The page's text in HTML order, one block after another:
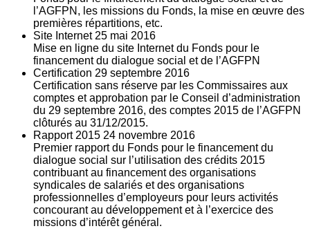
l’AGFPN, les missions du Fonds, la mise en œuvre des
premières répartitions, etc.
Site Internet 25 mai 2016
Mise en ligne du site Internet du Fonds pour le
financement du dialogue social et de l’AGFPN
Certification 29 septembre 2016
Certification sans réserve par les Commissaires aux
comptes et approbation par le Conseil d’administration
du 29 septembre 2016, des comptes 2015 de l’AGFPN
clôturés au 31/12/2015.
Rapport 2015 24 novembre 2016
Premier rapport du Fonds pour le financement du
dialogue social sur l’utilisation des crédits 2015
contribuant au financement des organisations
syndicales de salariés et des organisations
professionnelles d’employeurs pour leurs activités
concourant au développement et à l’exercice des
missions d’intérêt général.